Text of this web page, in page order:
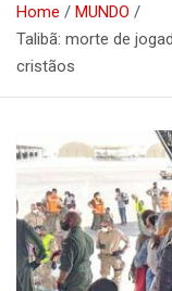
Home
MUNDO
Talibã: morte de
cristãos